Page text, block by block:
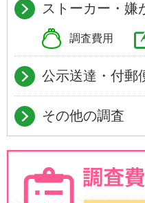
ストーカー・嫌
調査費用
公示送達・付郵
その他の調査